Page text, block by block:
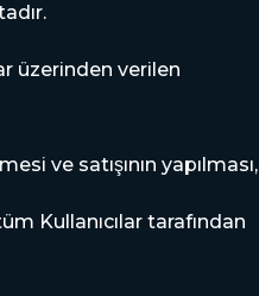
üzerinden verilen
ve satışının yapılması,
Kullanıcılar tarafından